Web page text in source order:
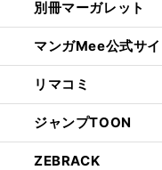
別冊マーガレット
マンガMee公式サイ
リマコミ
ジャンプTOON
ZEBRACK